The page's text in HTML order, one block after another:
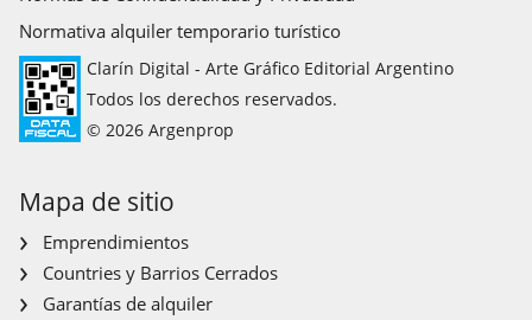
Normativa alquiler temporario turístico
Clarín Digital - Arte Gráfico Editorial Argentino
Todos los derechos reservados.
© 2026 Argenprop
Mapa de sitio
Emprendimientos
Countries y Barrios Cerrados
Garantías de alquiler